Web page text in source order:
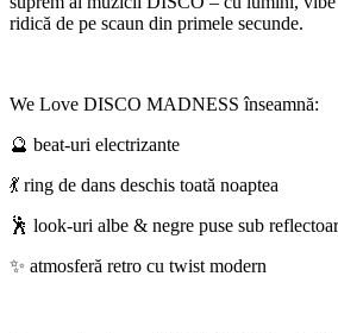
ridică de pe scaun din primele secunde.
We Love DISCO MADNESS înseamnă:
🔮 beat-uri electrizante
💃 ring de dans deschis toată noaptea
🕺 look-uri albe & negre puse sub
✨ atmosferă retro cu twist modern